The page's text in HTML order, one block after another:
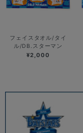
フェイスタオル/タイ
ル/DB.スターマン
¥2,000